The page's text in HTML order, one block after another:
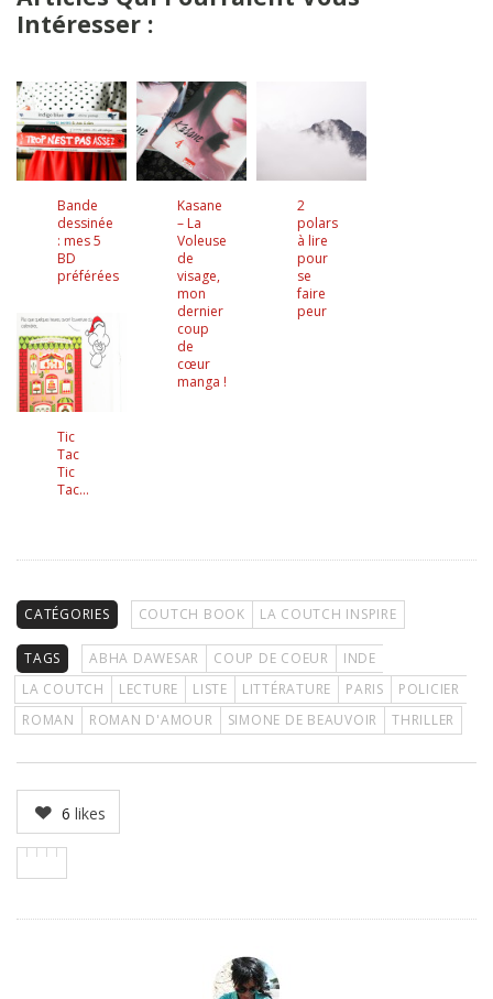
Intéresser :
Bande
dessinée
: mes 5
BD
préférées
Kasane
– La
Voleuse
de
visage,
mon
dernier
coup
de
cœur
manga !
2
polars
à lire
pour
se
faire
peur
Tic
Tac
Tic
Tac…
CATÉGORIES COUTCH BOOK LA COUTCH INSPIRE
TAGS ABHA DAWESAR COUP DE COEUR
INDE
LA COUTCH
LECTURE LISTE LITTÉRATURE PARIS
POLICIER
ROMAN
ROMAN D'AMOUR SIMONE DE BEAUVOIR THRILLER
6 likes